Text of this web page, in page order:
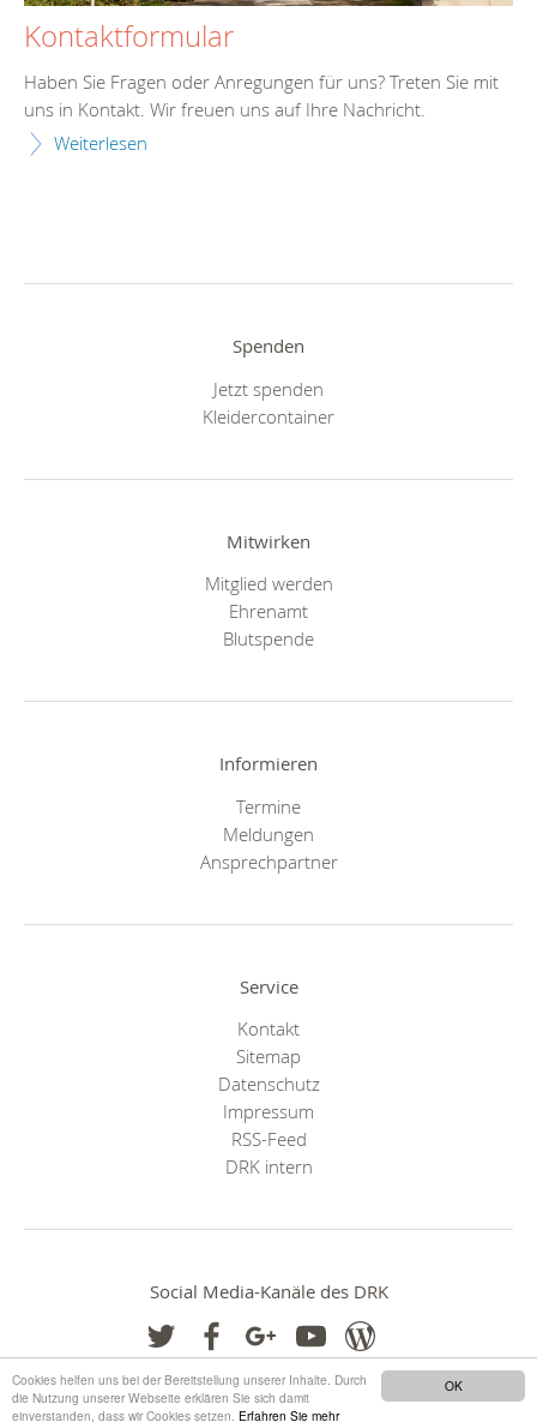
OK
Cookies helfen uns bei der Bereitstellung unserer Inhalte. Durch
die Nutzung unserer Webseite erklären Sie sich damit
einverstanden, dass wir Cookies setzen. Erfahren Sie mehr
Kontaktformular
Haben Sie Fragen oder Anregungen für uns? Treten Sie mit
uns in Kontakt. Wir freuen uns auf Ihre Nachricht.
Weiterlesen
Spenden
Jetzt spenden
Kleidercontainer
Mitwirken
Mitglied werden
Ehrenamt
Blutspende
Informieren
Termine
Meldungen
Ansprechpartner
Service
Kontakt
Sitemap
Datenschutz
Impressum
RSS-Feed
DRK intern
Social Media-Kanäle des DRK